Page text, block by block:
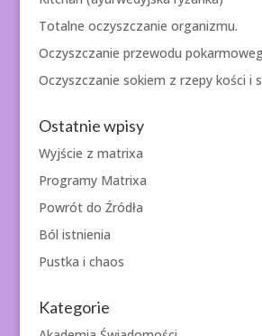
Totalne oczyszczanie organizmu.
Oczyszczanie przewodu
Oczyszczanie sokiem z rzepy kości i
Ostatnie wpisy
Wyjście z matrixa
Programy Matrixa
Powrót do Źródła
Ból istnienia
Pustka i chaos
Kategorie